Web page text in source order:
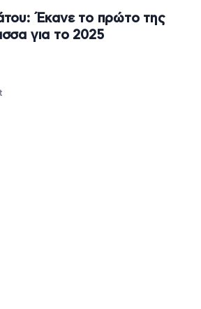
Έκανε το πρώτο της
για το 2025